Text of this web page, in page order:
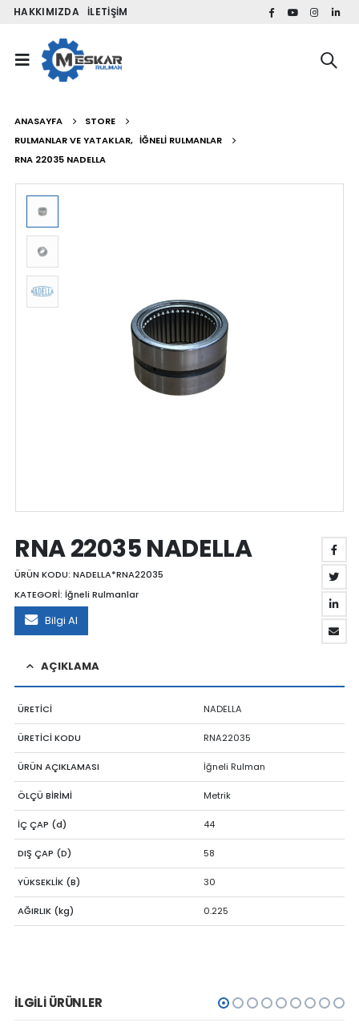
HAKKIMIZDA İLETIŞIM
ANASAYFA
STORE
RULMANLAR VE YATAKLAR, İĞNELI RULMANLAR
RNA 22035 NADELLA
RNA 22035 NADELLA
ÜRÜN KODU: NADELLA*RNA22035
KATEGORİ: İğneli Rulmanlar
Bilgi Al
AÇIKLAMA
ÜRETİCİ NADELLA
ÜRETİCİ KODU RNA22035
ÜRÜN AÇIKLAMASI İğneli Rulman
ÖLÇÜ BİRİMİ Metrik
İÇ ÇAP (d) 44
DIŞ ÇAP (D) 58
YÜKSEKLİK (B) 30
AĞIRLIK (kg) 0.225
İLGILI ÜRÜNLER